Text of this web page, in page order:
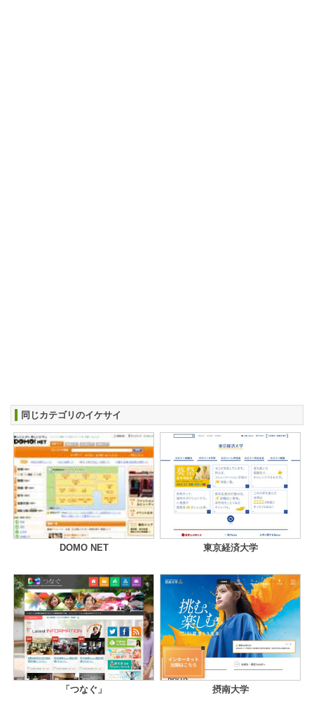
同じカテゴリのイケサイ
DOMO NET 東京経済大学
「つなぐ」 摂南大学